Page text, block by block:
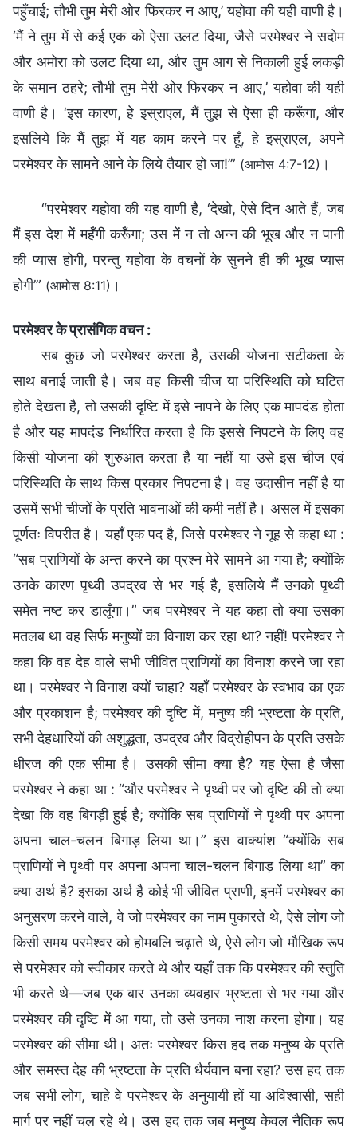
पहुँचाई; तौभी तुम मेरी ओर फिरकर न आए,’ यहोवा की यही वाणी है।
‘मैं ने तुम में से कई एक को ऐसा उलट दिया, जैसे परमेश्‍वर ने सदोम
और अमोरा को उलट दिया था, और तुम आग से निकाली हुई लकड़ी
के समान ठहरे; तौभी तुम मेरी ओर फिरकर न आए,’ यहोवा की यही
वाणी है। ‘इस कारण, हे इस्राएल, मैं तुझ से ऐसा ही करूँगा, और
इसलिये कि मैं तुझ में यह काम करने पर हूँ, हे इस्राएल, अपने
परमेश्‍वर के सामने आने के लिये तैयार हो जा!’” (आमोस 4:7-12) ।
“परमेश्‍वर यहोवा की यह वाणी है, ‘देखो, ऐसे दिन आते हैं, जब
मैं इस देश में महँगी करूँगा; उस में न तो अन्न की भूख और न पानी
की प्यास होगी, परन्तु यहोवा के वचनों के सुनने ही की भूख प्यास
होगी’” (आमोस 8:11) ।
परमेश्वर के प्रासंगिक वचन :
सब कुछ जो परमेश्वर करता है, उसकी योजना सटीकता के
साथ बनाई जाती है। जब वह किसी चीज या परिस्थिति को घटित
होते देखता है, तो उसकी दृष्टि में इसे नापने के लिए एक मापदंड होता
है और यह मापदंड निर्धारित करता है कि इससे निपटने के लिए वह
किसी योजना की शुरुआत करता है या नहीं या उसे इस चीज एवं
परिस्थिति के साथ किस प्रकार निपटना है। वह उदासीन नहीं है या
उसमें सभी चीजों के प्रति भावनाओं की कमी नहीं है। असल में इसका
पूर्णतः विपरीत है। यहाँ एक पद है, जिसे परमेश्वर ने नूह से कहा था :
“सब प्राणियों के अन्त करने का प्रश्न मेरे सामने आ गया है; क्योंकि
उनके कारण पृथ्वी उपद्रव से भर गई है, इसलिये मैं उनको पृथ्वी
समेत नष्‍ट कर डालूँगा।” जब परमेश्वर ने यह कहा तो क्या उसका
मतलब था वह सिर्फ मनुष्यों का विनाश कर रहा था? नहीं! परमेश्वर ने
कहा कि वह देह वाले सभी जीवित प्राणियों का विनाश करने जा रहा
था। परमेश्वर ने विनाश क्यों चाहा? यहाँ परमेश्वर के स्वभाव का एक
और प्रकाशन है; परमेश्वर की दृष्टि में, मनुष्य की भ्रष्टता के प्रति,
सभी देहधारियों की अशुद्धता, उपद्रव और विद्रोहीपन के प्रति उसके
धीरज की एक सीमा है। उसकी सीमा क्या है? यह ऐसा है जैसा
परमेश्वर ने कहा था : “और परमेश्वर ने पृथ्वी पर जो दृष्‍टि की तो क्या
देखा कि वह बिगड़ी हुई है; क्योंकि सब प्राणियों ने पृथ्वी पर अपना
अपना चाल-चलन बिगाड़ लिया था।” इस वाक्यांश “क्योंकि सब
प्राणियों ने पृथ्वी पर अपना अपना चाल-चलन बिगाड़ लिया था” का
क्या अर्थ है? इसका अर्थ है कोई भी जीवित प्राणी, इनमें परमेश्वर का
अनुसरण करने वाले, वे जो परमेश्वर का नाम पुकारते थे, ऐसे लोग जो
किसी समय परमेश्वर को होमबलि चढ़ाते थे, ऐसे लोग जो मौखिक रूप
से परमेश्वर को स्वीकार करते थे और यहाँ तक कि परमेश्वर की स्तुति
भी करते थे—जब एक बार उनका व्यवहार भ्रष्टता से भर गया और
परमेश्वर की दृष्टि में आ गया, तो उसे उनका नाश करना होगा। यह
परमेश्वर की सीमा थी। अतः परमेश्वर किस हद तक मनुष्य के प्रति
और समस्त देह की भ्रष्टता के प्रति धैर्यवान बना रहा? उस हद तक
जब सभी लोग, चाहे वे परमेश्वर के अनुयायी हों या अविश्वासी, सही
मार्ग पर नहीं चल रहे थे। उस हद तक जब मनुष्य केवल नैतिक रूप